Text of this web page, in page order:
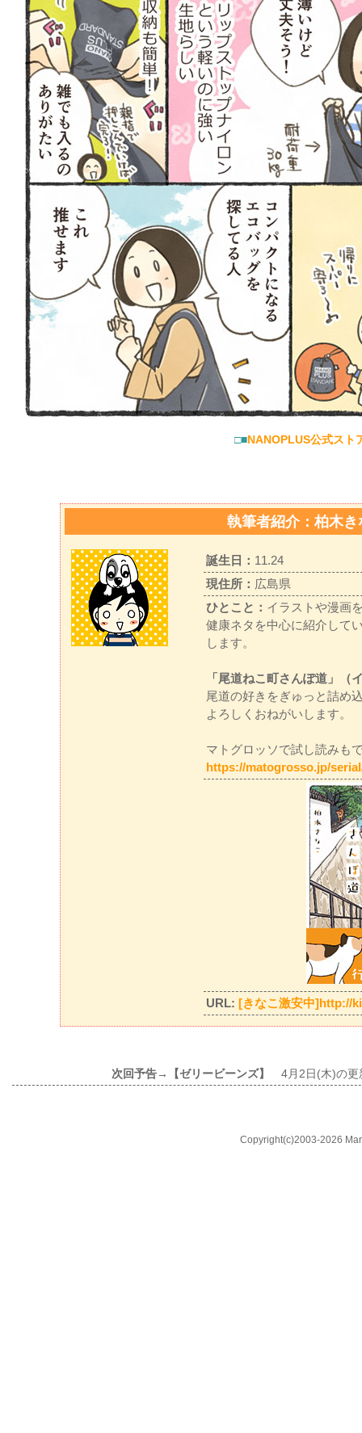
□■NANOPLUS公式スト
執筆者紹介：柏木き
誕生日： 11.24
現住所： 広島県
ひとこと： イラストや漫画
健康ネタを中心に紹介して
します。
「尾道ねこ町さんぽ道」（
尾道の好きをぎゅっと詰め
よろしくおねがいします。
マトグロッソで試し読みも
https://matogrosso.jp/
URL: [きなこ激安中]http://
次回予告→【ゼリービーンズ】 4月2日(木)の更